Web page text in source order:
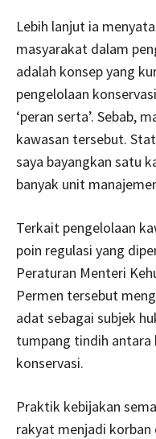
Lebih lanjut ia
masyarakat dalam
adalah konsep yang
pengelolaan
‘peran serta’. Sebab,
kawasan tersebut.
saya bayangkan satu
banyak unit
Terkait pengelolaan
poin regulasi yang
Peraturan Menteri
Permen tersebut
adat sebagai subjek
tumpang tindih antara
konservasi.
Praktik kebijakan
rakyat menjadi